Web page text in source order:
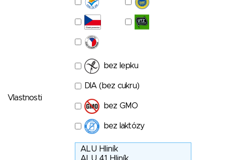
Vlastnosti
bez lepku
DIA (bez cukru)
bez GMO
bez laktózy